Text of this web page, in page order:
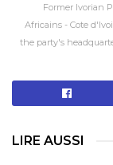
Former Ivorian
Africains - Cote
the party's
LIRE AUSSI